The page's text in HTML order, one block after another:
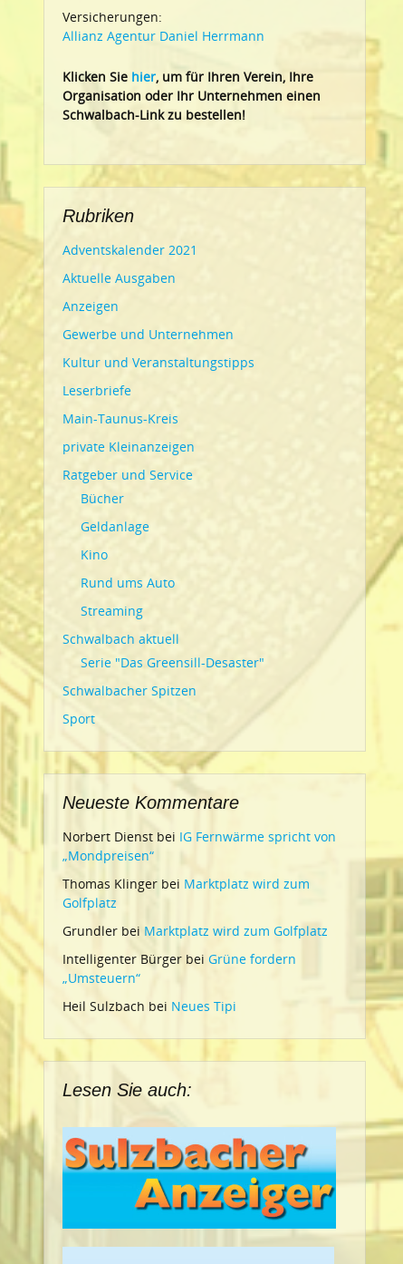
Versicherungen:
Allianz Agentur Daniel Herrmann
Klicken Sie hier, um für Ihren Verein, Ihre
Organisation oder Ihr Unternehmen einen
Schwalbach-Link zu bestellen!
Rubriken
Adventskalender 2021
Aktuelle Ausgaben
Anzeigen
Gewerbe und Unternehmen
Kultur und Veranstaltungstipps
Leserbriefe
Main-Taunus-Kreis
private Kleinanzeigen
Ratgeber und Service
Bücher
Geldanlage
Kino
Rund ums Auto
Streaming
Schwalbach aktuell
Serie "Das Greensill-Desaster"
Schwalbacher Spitzen
Sport
Neueste Kommentare
Norbert Dienstbei IG Fernwärme spricht von
„Mondpreisen“
Thomas Klingerbei Marktplatz wird zum
Golfplatz
Grundlerbei Marktplatz wird zum Golfplatz
Intelligenter Bürgerbei Grüne fordern
„Umsteuern“
Heil Sulzbach bei Neues Tipi
Lesen Sie auch: